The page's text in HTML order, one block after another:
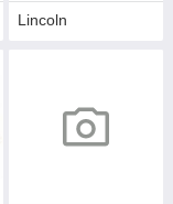
Lincoln